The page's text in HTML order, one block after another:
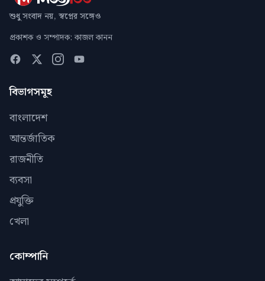
শুধু সংবাদ নয়, স্বপ্নের সঙ্গেও
প্রকাশক ও সম্পাদক: কাজল কানন
বিভাগসমূহ
বাংলাদেশ
আন্তর্জাতিক
রাজনীতি
ব্যবসা
প্রযুক্তি
খেলা
কোম্পানি